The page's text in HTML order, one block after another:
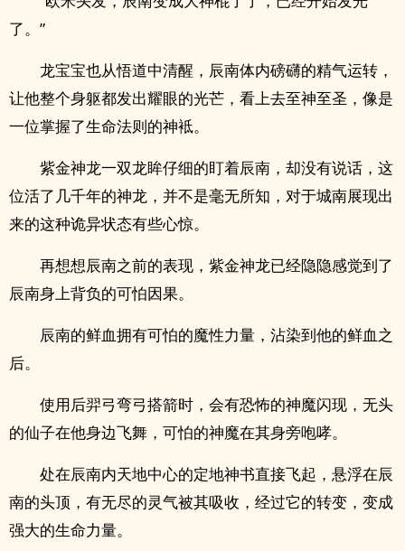
了。”
龙宝宝也从悟道中清醒，辰南体内磅礴的精气运转，
让他整个身躯都发出耀眼的光芒，看上去至神至圣，像是
一位掌握了生命法则的神袛。
紫金神龙一双龙眸仔细的盯着辰南，却没有说话，这
位活了几千年的神龙，并不是毫无所知，对于城南展现出
来的这种诡异状态有些心惊。
再想想辰南之前的表现，紫金神龙已经隐隐感觉到了
辰南身上背负的可怕因果。
辰南的鲜血拥有可怕的魔性力量，沾染到他的鲜血之
后。
使用后羿弓弯弓搭箭时，会有恐怖的神魔闪现，无头
的仙子在他身边飞舞，可怕的神魔在其身旁咆哮。
处在辰南内天地中心的定地神书直接飞起，悬浮在辰
南的头顶，有无尽的灵气被其吸收，经过它的转变，变成
强大的生命力量。